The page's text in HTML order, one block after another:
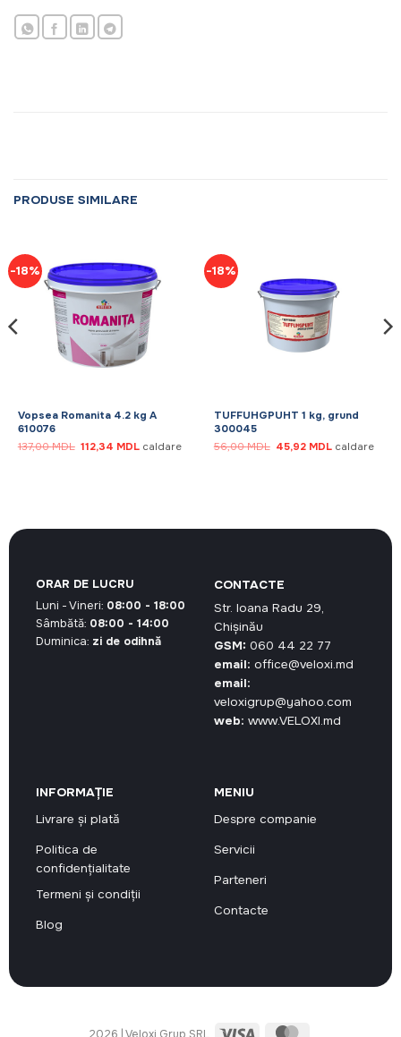
PRODUSE SIMILARE
-18%
Vopsea Romanita 4.2 kg A
610076
137,00MDL Prețul
inițial
112,34 MDLPrețul
caldare
-18%
TUFFUHGPUHT 1 kg, grund
300045
56,00MDL Prețul
inițial
45,92 MDLPrețul
caldare
CONTACTE
Str. Ioana Radu 29,
Chișinău
GSM: 060 44 22 77
email: office@veloxi.md
email:
veloxigrup@yahoo.com
web: www.VELOXI.md
INFORMAȚIE
Livrare și plată
Politica de
confidențialitate
Termeni și condiții
Blog
MENIU
Despre companie
Servicii
Parteneri
Contacte
ORAR DE LUCRU
Luni - Vineri: 08:00 - 18:00
Sâmbătă: 08:00 - 14:00
Duminica: zi de odihnă
2026 | Veloxi Grup SRL Visa